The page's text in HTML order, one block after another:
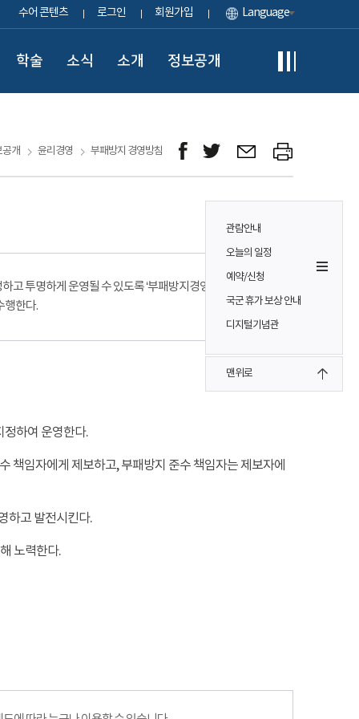
수어 콘텐츠 로그인 회원가입 Language
학술 소식 소개 정보공개
관람안내
오늘의 일정
예약/신청
국군 휴가 보상 안내
디지털기념관
맨위로
공개 윤리경영 부패방지 경영방침
투명하게 운영될 수 있도록 ‘부패방지경영시스템’을
행한다.
정하여 운영한다.
책임자에게 제보하고, 부패방지 준수 책임자는 제보자에
하고 발전시킨다.
노력한다.